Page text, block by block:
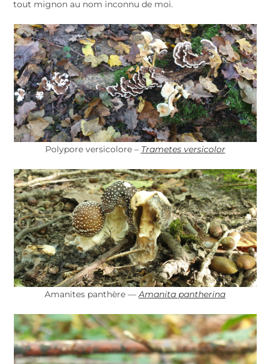
tout mignon au nom inconnu de moi.
Polypore versicolore – Trametes versicolor
Amanites panthère —Amanita pantherina